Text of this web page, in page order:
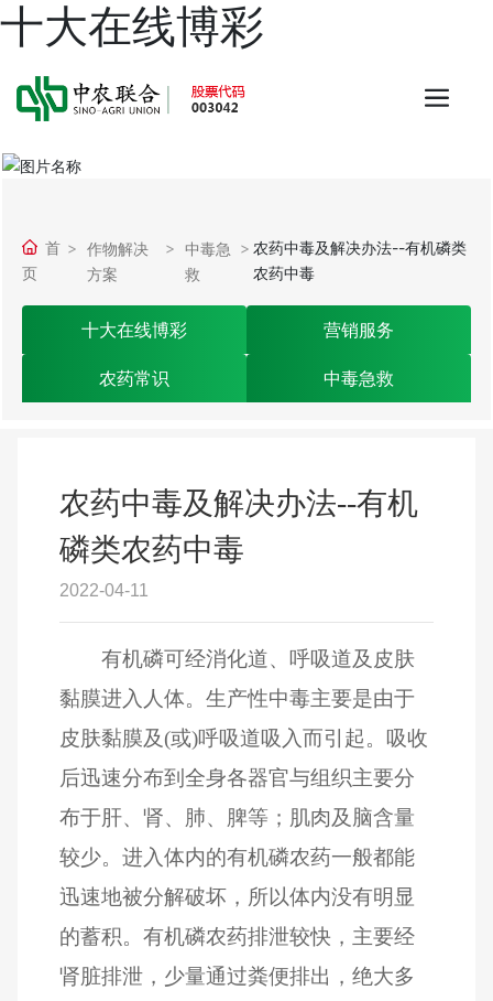
十大在线博彩
首
页
作物解决
方案
中毒急
救
农药中毒及解决办法--有机磷类
农药中毒
十大在线博彩 营销服务
农药常识 中毒急救
农药中毒及解决办法--有机
磷类农药中毒
2022-04-11
有机磷可经消化道、呼吸道及皮肤
黏膜进入人体。生产性中毒主要是由于
皮肤黏膜及(或)呼吸道吸入而引起。吸收
后迅速分布到全身各器官与组织主要分
布于肝、肾、肺、脾等；肌肉及脑含量
较少。进入体内的有机磷农药一般都能
迅速地被分解破坏，所以体内没有明显
的蓄积。有机磷农药排泄较快，主要经
肾脏排泄，少量通过粪便排出，绝大多